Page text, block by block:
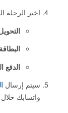
اختر الرحلة
الدفع
سيتم إرسال
واتسابك